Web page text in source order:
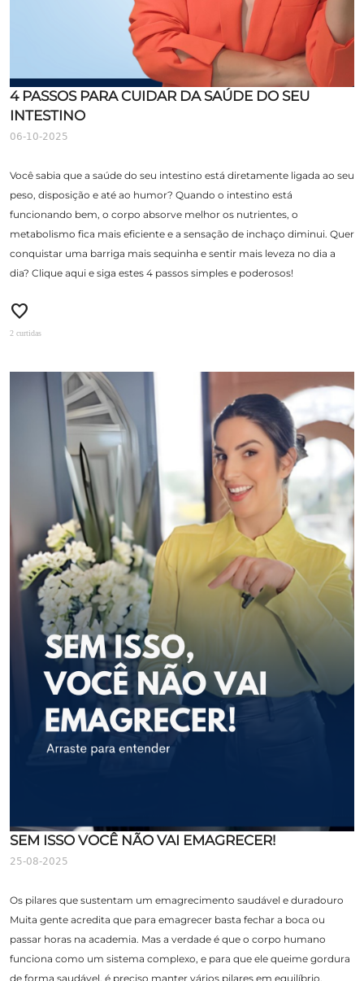
4 PASSOS PARA CUIDAR DA SAÚDE DO SEU
INTESTINO
06-10-2025
Você sabia que a saúde do seu intestino está diretamente ligada ao seu
peso, disposição e até ao humor? Quando o intestino está
funcionando bem, o corpo absorve melhor os nutrientes, o
metabolismo fica mais eficiente e a sensação de inchaço diminui. Quer
conquistar uma barriga mais sequinha e sentir mais leveza no dia a
dia? Clique aqui e siga estes 4 passos simples e poderosos!
favorite
2 curtidas
SEM ISSO VOCÊ NÃO VAI EMAGRECER!
25-08-2025
Os pilares que sustentam um emagrecimento saudável e duradouro
Muita gente acredita que para emagrecer basta fechar a boca ou
passar horas na academia. Mas a verdade é que o corpo humano
funciona como um sistema complexo, e para que ele queime gordura
de forma saudável, é preciso manter vários pilares em equilíbrio.